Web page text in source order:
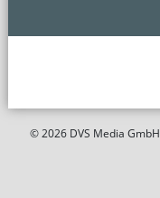
© 2026 DVS Media GmbH